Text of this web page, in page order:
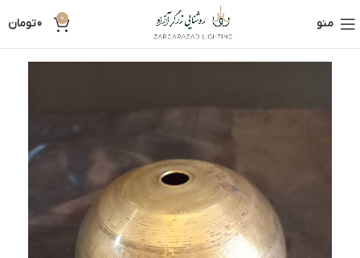
منو 0
0تومان